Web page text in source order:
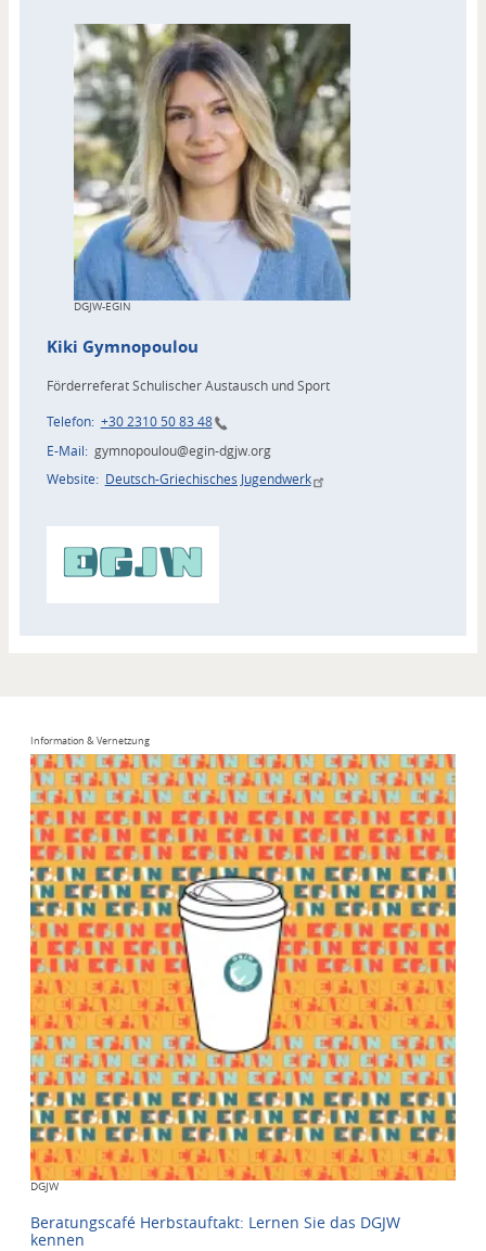
Copyright
DGJW-EGIN
Kiki Gymnopoulou
Förderreferat Schulischer Austausch und Sport
Telefon +30 2310 50 83 48
E-Mail
gymnopoulou@egin-dgjw.org
Website
Deutsch-Griechisches Jugendwerk
Information & Vernetzung
Copyright
DGJW
Beratungscafé Herbstauftakt: Lernen Sie das DGJW
kennen